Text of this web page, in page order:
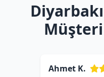
Ahmet K.